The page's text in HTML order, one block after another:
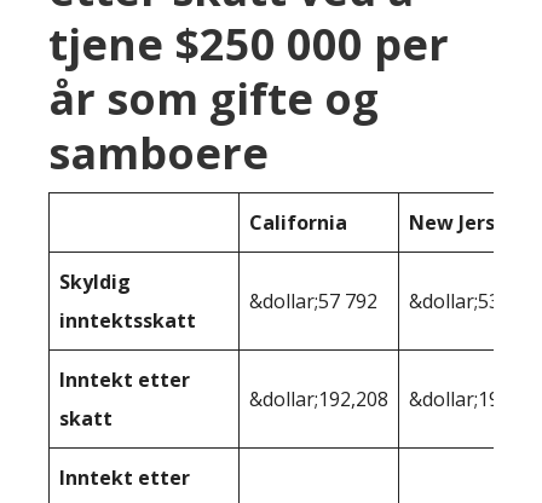
tjene $250 000 per
år som gifte og
samboere
California New Jersey
Skyldig
inntektsskatt
&dollar;57 792 &dollar;53,213
Inntekt etter
skatt
&dollar;192,208 &dollar;196
Inntekt etter